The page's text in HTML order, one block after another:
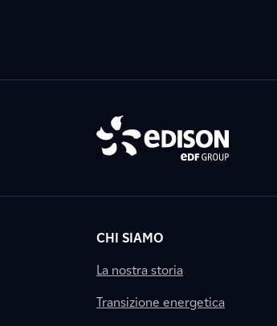
CHI SIAMO
La nostra storia
Transizione energetica